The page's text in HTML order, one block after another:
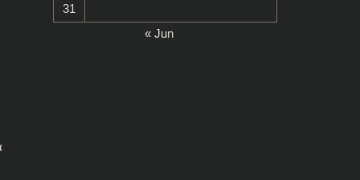
31
« Jun